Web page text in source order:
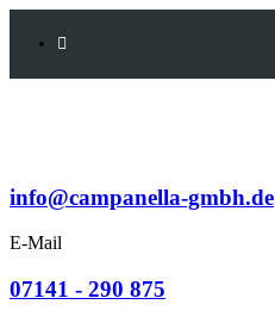
links
navigation
info@campanella-gmbh.de
E-Mail
07141 - 290 875